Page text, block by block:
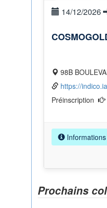
14/12/2026
https://
Informations
Prochains